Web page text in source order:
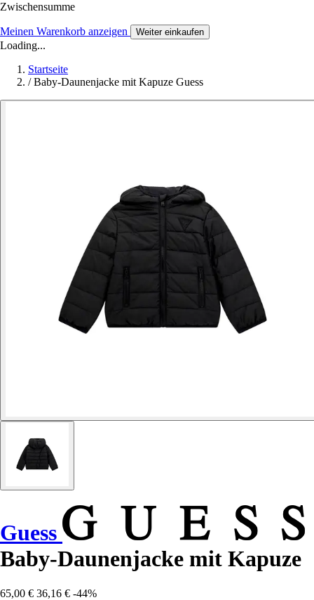
Zwischensumme
Meinen Warenkorb anzeigen Weiter einkaufen
Loading...
Startseite
/ Baby-Daunenjacke mit Kapuze Guess
Guess
Baby-Daunenjacke mit Kapuze
65,00 € 36,16 € -44%